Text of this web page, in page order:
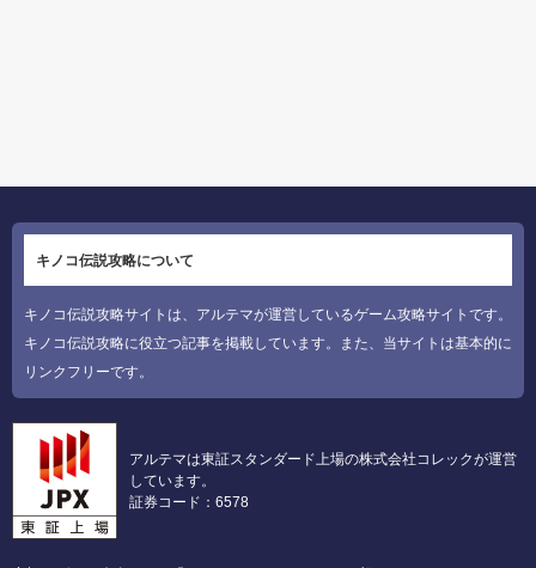
キノコ伝説攻略について
キノコ伝説攻略サイトは、アルテマが運営しているゲーム攻略サイトです。
キノコ伝説攻略に役立つ記事を掲載しています。また、当サイトは基本的に
リンクフリーです。
アルテマは東証スタンダード上場の株式会社コレックが運営
しています。
証券コード：6578